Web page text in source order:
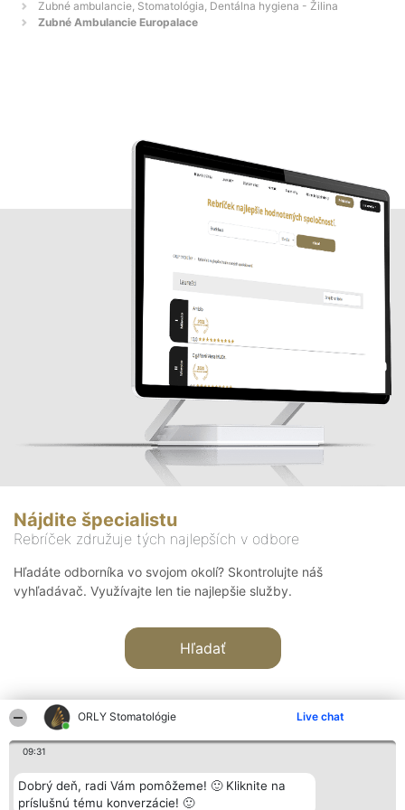
ORLY Stomatológie Live chat
09:31
Dobrý deň, radi Vám pomôžeme! 🙂 Kliknite na
príslušnú tému konverzácie! 🙂
Zubné ambulancie, Stomatológia, Dentálna hygiena - Žilina
Zubné Ambulancie Europalace
Nájdite špecialistu
Rebríček združuje tých najlepších v odbore
Hľadáte odborníka vo svojom okolí? Skontrolujte náš
vyhľadávač. Využívajte len tie najlepšie služby.
Hľadať
Organizátor hodnotenia
Bright Side Solutions sp. z o.
o. sp. k.
Hodnotenie
Laureáti
Lista
Kontakt
Kontakt